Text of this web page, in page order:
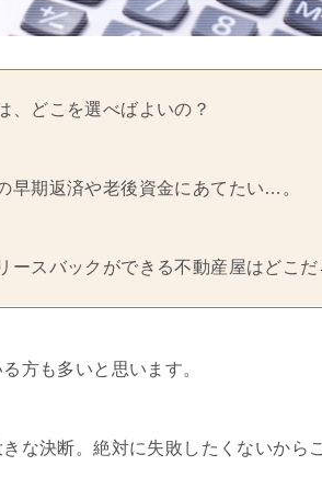
、どこを選べばよいの？
早期返済や老後資金にあてたい…。
ースバックができる不動産屋はどこだ
方も多いと思います。
な決断。絶対に失敗したくないから